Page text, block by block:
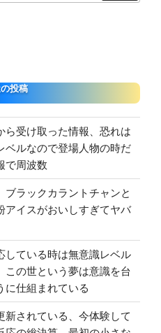
投稿
ら受け取った情報、恐れは
ベルなので登場人物の時だ
で周波数
ラックカラントチャンと
アイスがおいしすぎてヤバ
している時は無意識レベル
この世という夢は意識を台
に仕組まれている
新されている、今体験して